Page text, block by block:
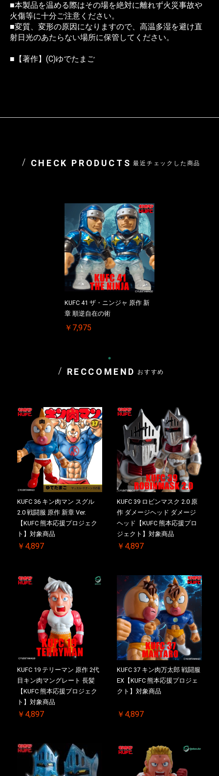
■本製品を温める際はその場を絶対に離れず火災事故や
火傷等に十分ご注意ください。
■変質、変形の原因になりますので、高温多湿を避け直
射日光のあたらない場所に保管してください。
■【著作】(C)ゆでたまご
CHECK PRODUCTS 最近チェックした商品
KUFC 41 ザ・ニンジャ 原作 新
章 順逆自在の術
￥7,975
RECCOMEND おすすめ
KUFC 36 キン肉マン スグル
2.0 戦闘服 原作 新章 Ver.
【KUFC 熊本応援プロジェク
ト】対象商品
￥4,897
KUFC 39 ロビンマスク 2.0 原
作 ダメージヘッド ダメージ
ヘッド【KUFC 熊本応援プロ
ジェクト】対象商品
￥4,897
KUFC 19 テリーマン 原作 2代
目キン肉マングレート 長髪
【KUFC 熊本応援プロジェク
ト】対象商品
￥4,897
KUFC 37 キン肉万太郎 戦闘服
EX【KUFC 熊本応援プロジェ
クト】対象商品
￥4,897